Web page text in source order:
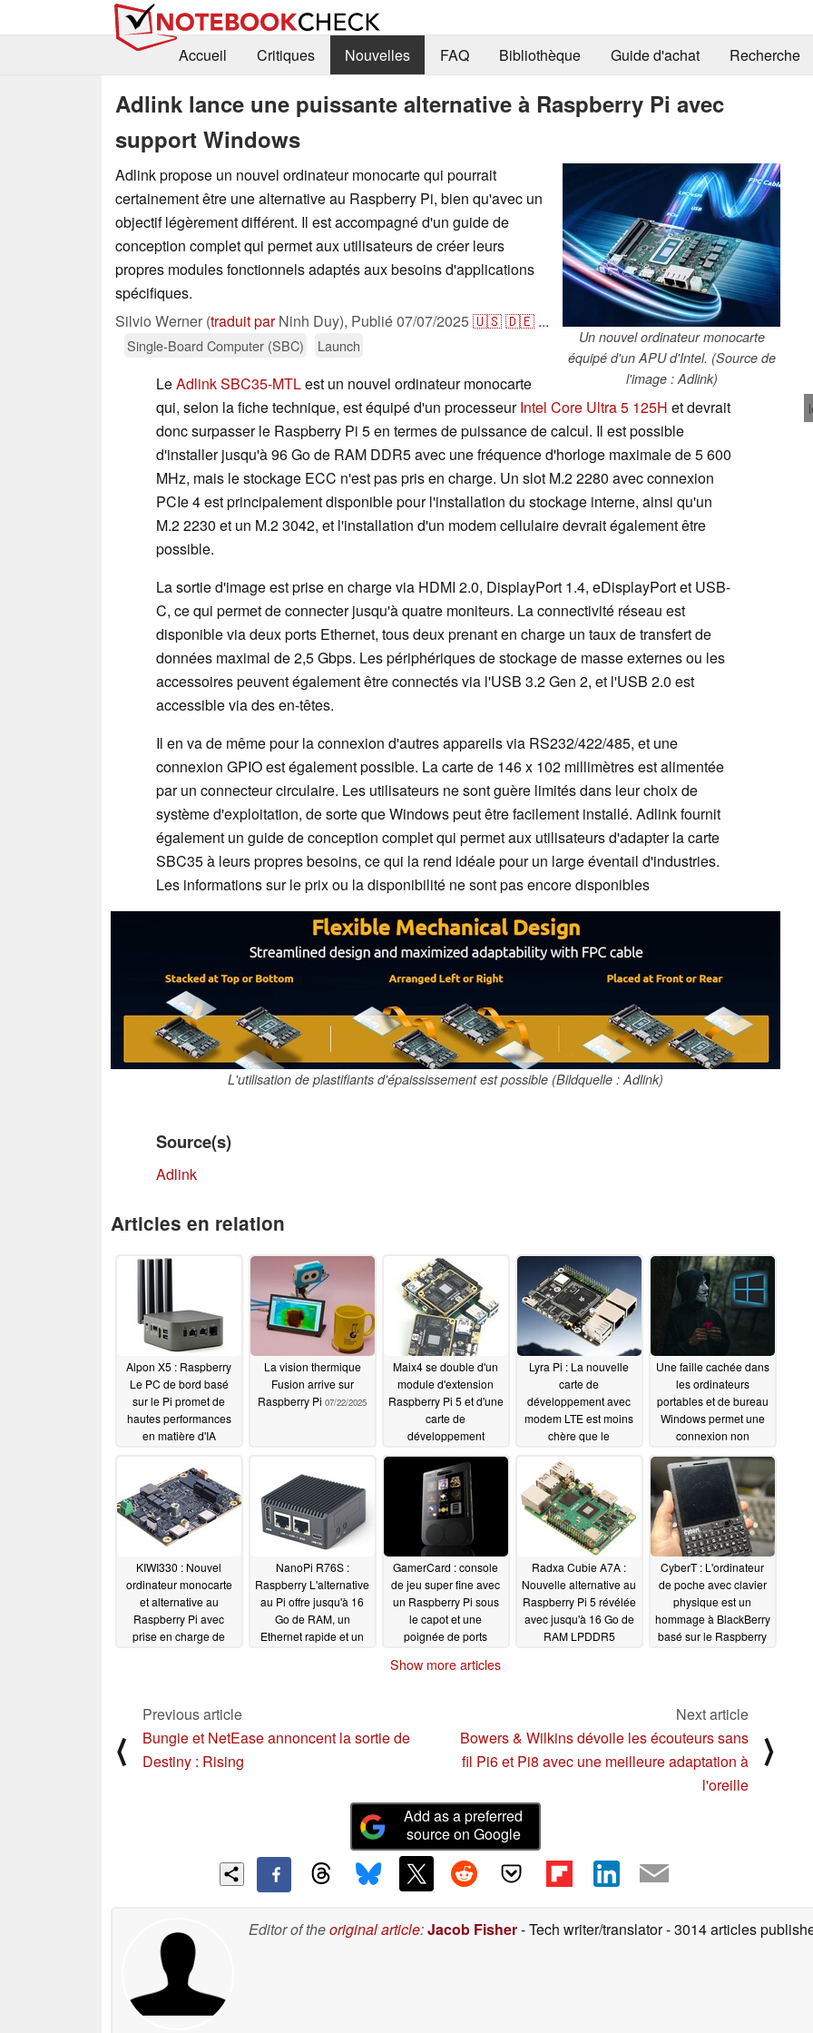
Accueil
Critiques Nouvelles FAQ Bibliothèque Guide d'achat Recherche
Adlink lance une puissante alternative à Raspberry Pi avec
support Windows
Un nouvel ordinateur monocarte
équipé d'un APU d'Intel. (Source de
l'image : Adlink)
Adlink propose un nouvel ordinateur monocarte qui pourrait
certainement être une alternative au Raspberry Pi, bien qu'avec un
objectif légèrement différent. Il est accompagné d'un guide de
conception complet qui permet aux utilisateurs de créer leurs
propres modules fonctionnels adaptés aux besoins d'applications
spécifiques.
Silvio Werner (traduit parNinh Duy), Publié07/07/2025🇺🇸🇩🇪 ...
Single-Board Computer (SBC) Launch
LeAdlink SBC35-MTLest un nouvel ordinateur monocarte
qui, selon la fiche technique, est équipé d'un processeurIntel Core Ultra 5 125H et devrait
donc surpasser le Raspberry Pi 5 en termes de puissance de calcul. Il est possible
d'installer jusqu'à 96 Go de RAM DDR5 avec une fréquence d'horloge maximale de 5 600
MHz, mais le stockage ECC n'est pas pris en charge. Un slot M.2 2280 avec connexion
PCIe 4 est principalement disponible pour l'installation du stockage interne, ainsi qu'un
M.2 2230 et un M.2 3042, et l'installation d'un modem cellulaire devrait également être
possible.
La sortie d'image est prise en charge via HDMI 2.0, DisplayPort 1.4, eDisplayPort et USB-
C, ce qui permet de connecter jusqu'à quatre moniteurs. La connectivité réseau est
disponible via deux ports Ethernet, tous deux prenant en charge un taux de transfert de
données maximal de 2,5 Gbps. Les périphériques de stockage de masse externes ou les
accessoires peuvent également être connectés via l'USB 3.2 Gen 2, et l'USB 2.0 est
accessible via des en-têtes.
Il en va de même pour la connexion d'autres appareils via RS232/422/485, et une
connexion GPIO est également possible. La carte de 146 x 102 millimètres est alimentée
par un connecteur circulaire. Les utilisateurs ne sont guère limités dans leur choix de
système d'exploitation, de sorte que Windows peut être facilement installé. Adlink fournit
également un guide de conception complet qui permet aux utilisateurs d'adapter la carte
SBC35 à leurs propres besoins, ce qui la rend idéale pour un large éventail d'industries.
Les informations sur le prix ou la disponibilité ne sont pas encore disponibles
L'utilisation de plastifiants d'épaississement est possible (Bildquelle : Adlink)
Source(s)
Adlink
Articles en relation
Alpon X5 : Raspberry
Le PC de bord basé
sur le Pi promet de
hautes performances
en matière d'IA
La vision thermique
Fusion arrive sur
Raspberry Pi 07/22/2025
Maix4 se double d'un
module d'extension
Raspberry Pi 5 et d'une
carte de
développement
07/20/2025
Lyra Pi : La nouvelle
carte de
développement avec
modem LTE est moins
chère que le
Une faille cachée dans
les ordinateurs
portables et de bureau
Windows permet une
connexion non
d'identité) 07/16/2025
KIWI330 : Nouvel
ordinateur monocarte
et alternative au
Raspberry Pi avec
prise en charge de
NanoPi R76S :
Raspberry L'alternative
au Pi offre jusqu'à 16
Go de RAM, un
Ethernet rapide et un
GamerCard : console
de jeu super fine avec
un Raspberry Pi sous
le capot et une
poignée de ports
Radxa Cubie A7A :
Nouvelle alternative au
Raspberry Pi 5 révélée
avec jusqu'à 16 Go de
RAM LPDDR5
CyberT : L'ordinateur
de poche avec clavier
physique est un
hommage à BlackBerry
basé sur le Raspberry
Show more articles
⟨
Previous article
Bungie et NetEase annoncent la sortie de
Destiny : Rising
Next article
Bowers & Wilkins dévoile les écouteurs sans
fil Pi6 et Pi8 avec une meilleure adaptation à
l'oreille
⟩
Add as a preferred
source on Google
Editor of theoriginal article:Jacob Fisher- Tech writer/translator- 3014 articles